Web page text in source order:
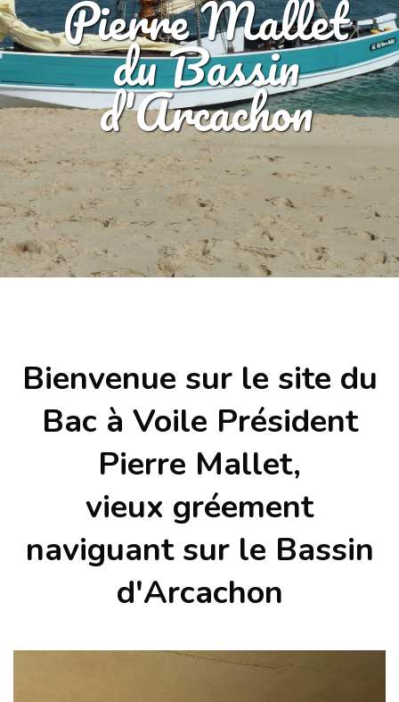
Pierre Mallet
du Bassin
d'Arcachon
Bienvenue sur le site du
Bac à Voile Président
Pierre Mallet,
vieux gréement
naviguant sur le Bassin
d'Arcachon